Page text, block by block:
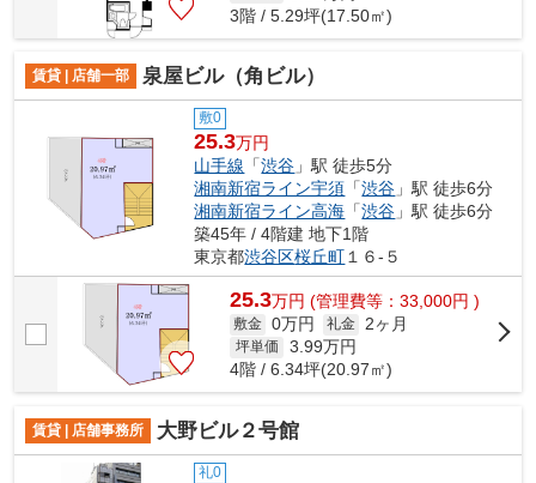
3階 / 5.29坪(17.50㎡)
賃貸 | 店舗一部 泉屋ビル（角ビル）
敷0
25.3万円
山手線 「渋谷 」駅 徒歩5分
湘南新宿ライン宇須 「渋谷 」駅 徒歩6分
湘南新宿ライン高海 「渋谷 」駅 徒歩6分
築45年 / 4階建 地下1階
東京都渋谷区桜丘町１６-５
25.3万円 (管理費等：33,000円 )
敷金 0万円 礼金 2ヶ月
坪単価 3.99万円
4階 / 6.34坪(20.97㎡)
賃貸 | 店舗事務所 大野ビル２号館
礼0